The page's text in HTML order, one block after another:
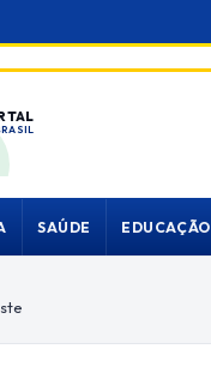
SAÚDE EDUCAÇÃO